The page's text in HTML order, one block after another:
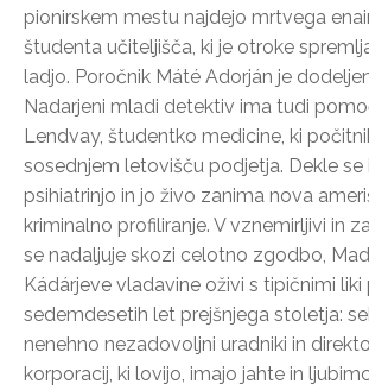
pionirskem mestu najdejo mrtvega
študenta učiteljišča, ki je otroke
ladjo. Poročnik Máté Adorján je
Nadarjeni mladi detektiv ima tudi
Lendvay, študentko medicine, ki
sosednjem letovišču podjetja. Dekle se
psihiatrinjo in jo živo zanima nova
kriminalno profiliranje. V vznemirljivi in
se nadaljuje skozi celotno zgodbo,
Kádárjeve vladavine oživi s tipičnimi liki
sedemdesetih let prejšnjega stoletja:
nenehno nezadovoljni uradniki in
korporacij, ki lovijo, imajo jahte in